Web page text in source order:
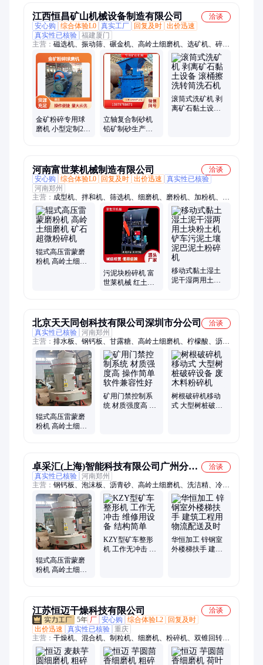
江西恒昌矿山机械设备制造有限公司
洽谈
安心购
综合体验L0 真实工厂 回复及时 出价迅速
真实性已核验 福建厦门
主营： 磁选机、振动筛、碾金机、高岭土细磨机、选矿机、碎石
机、分级机、跳汰机、制砂机、洗沙机、离心机、搅拌桶、球磨
机、破碎机、选矿设备、选金设备、浸出槽设备、洗矿机、滚筒
筛、螺旋溜槽、浮选机、滚筒洗矿机、圆筒洗矿机、选锡矿设
备、侧动式跳汰机
金矿粉碎专用球
磨机 小型定制200
立轴复合制砂机
铅矿制砂生产线
滚筒式洗矿机 剥
离矿石黏土设备
河南富世莱机械制造有限公司
洽谈
安心购
综合体验L0 回复及时 出价迅速
真实性已核验
河南郑州
主营： 成型机、拌和机、筛选机、细磨机、磨粉机、加粉机、造
粒机、粉碎机、粉土机、细粉机、湿粘物料、石灰石粉、土豆粉
机、膨润土粉、凹凸棒粉、耐磨刀片、土壤粉碎、四柱液压机、
称重包装机、鸡粪有机肥、石膏膨润土、碎土一体机、可用柴油
机、粉末烘干机、碳化一体机、污泥烘干机
辊式高压雷蒙磨
粉机 高岭土细磨
污泥块粉碎机 富
世莱机械 红土黄
移动式黏土湿土
泥干湿两用土块
北京天天同创科技有限公司深圳市分公司
洽谈
真实性已核验 河南郑州
主营： 排水板、钢钙板、甘露糖、高岭土细磨机、柠檬酸、沥青
砂、溴化钠、起重机、除臭剂、洗洁精、落水口、营养液、冷补
料、消泡剂、液压机、灭菌剂、混凝土、广告车、硫酸钾、压力
机、试验箱、洗发水、养护剂、双氰胺、肥田粉、试验机
辊式高压雷蒙磨
粉机 高岭土细磨
矿用门禁控制系
统 材质强度高 操
树根破碎机移动
式 大型树桩破碎
卓采汇(上海)智能科技有限公司广州分公
司
洽谈
真实性已核验 河南郑州
主营： 钢钙板、泡沫板、沥青砂、高岭土细磨机、洗洁精、冷补
料、消泡剂、灭菌剂、混凝土、广告车、硫酸钾、肥田粉、修补
料、氯甲基、数控车、丙二醇、252742-72-6、磷酸二铵、防水材
料、蒸汽锅炉、护墙板材、燃气锅炉、保温砂浆、三乙醇胺、磷
酸三铵、普通车床
辊式高压雷蒙磨
粉机 高岭土细磨
KZY型矿车整形
机 工作无冲击 维
华恒加工 锌钢室
外楼梯扶手 建筑
江苏恒迈干燥科技有限公司
洽谈
5年 厂 安心购 综合体验L2
回复及时
出价迅速
真实性已核验 重庆
主营： 干燥机、混合机、制粒机、细磨机、粉碎机、双锥回转真
空干燥机、热风循环烘箱、滚筒刮板干燥机、离心喷雾干燥机、
空心桨叶干燥机、振动流化床干燥机、真空耙式干燥机、三维混